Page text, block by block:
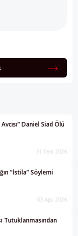
Daniel Siad Ölü
31 Tem 2026
“İstila” Söylemi
03 Ağu 2026
Tutuklanmasından